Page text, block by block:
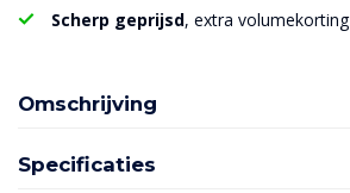
Scherp geprijsd, extra volumekorting
Omschrijving
Specificaties